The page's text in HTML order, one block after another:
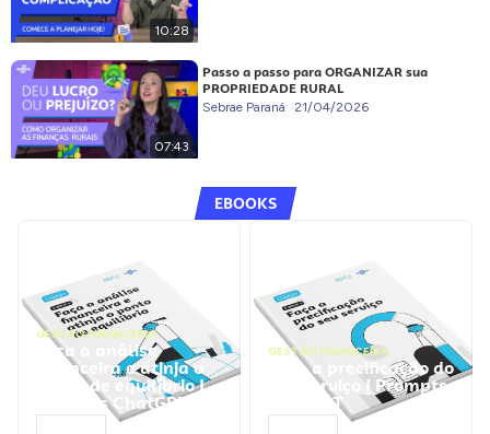
10:28
07:43
Passo a passo para ORGANIZAR sua
PROPRIEDADE RURAL
Sebrae Paraná 21/04/2026
EBOOKS
GESTÃO FINANCEIRA
Faça a análise
financeira e atinja o
ponto de equilíbrio |
Prompts ChatGPT
GESTÃO FINANCEIRA
Faça a precificação do
seu serviço | Prompts
ChatGPT